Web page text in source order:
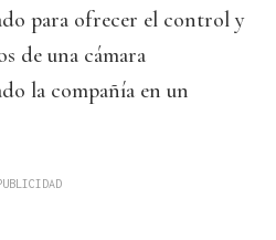
para ofrecer el control y
de una cámara
la compañía en un